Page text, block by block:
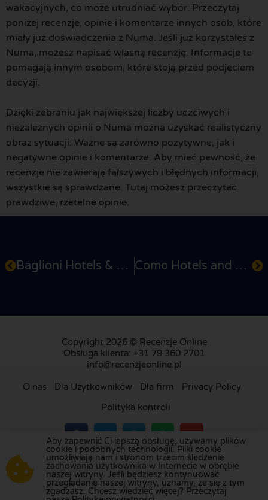
wakacyjnych, co może utrudniać wybór. Przeczytaj
poniżej recenzje, opinie i komentarze innych osób, które
miały już doświadczenia z Numa. Jeśli już korzystałeś z
Numa, możesz napisać własną recenzję. Informacje te
pomagają innym osobom, które stoją przed podjęciem
decyzji.
Dzięki zebraniu jak największej liczby uczciwych i
niezależnych opinii o Numa można uzyskać realistyczny
obraz sytuacji. Ważne są zarówno pozytywne, jak i
negatywne opinie i komentarze. Aby mieć pewność, że
recenzje nie zawierają fałszywych i błędnych informacji,
wszystkie są sprawdzane. Tutaj możesz przeczytać
prawdziwe, rzetelne opinie.
Baglioni Hotels & Resorts Como Hotels and Resorts
Copyright 2026 © Recenzje Online
Obsługa klienta: +31 79 360 2701
info@recenzjeonline.pl
O nas Dla Użytkowników Dla firm
Privacy Policy
Polityka kontroli
Odwiedź naszą platformę recenzji wHolandii,
Wielkiej Brytanii,Francji,Niemczech,Belgii,
Hiszpanii,Włoszech, Portugalii,Danii,Finlandii i
Aby zapewnić Ci lepszą obsługę, używamy plików
cookie i podobnych technologii. Pliki cookie
umożliwiają nam i stronom trzecim śledzenie
zachowania użytkownika w Internecie w obrębie
naszej witryny. Jeśli będziesz kontynuować
przeglądanie naszej witryny, uznamy, że się z tym
zgadzasz. Chcesz wiedzieć więcej? Przeczytaj